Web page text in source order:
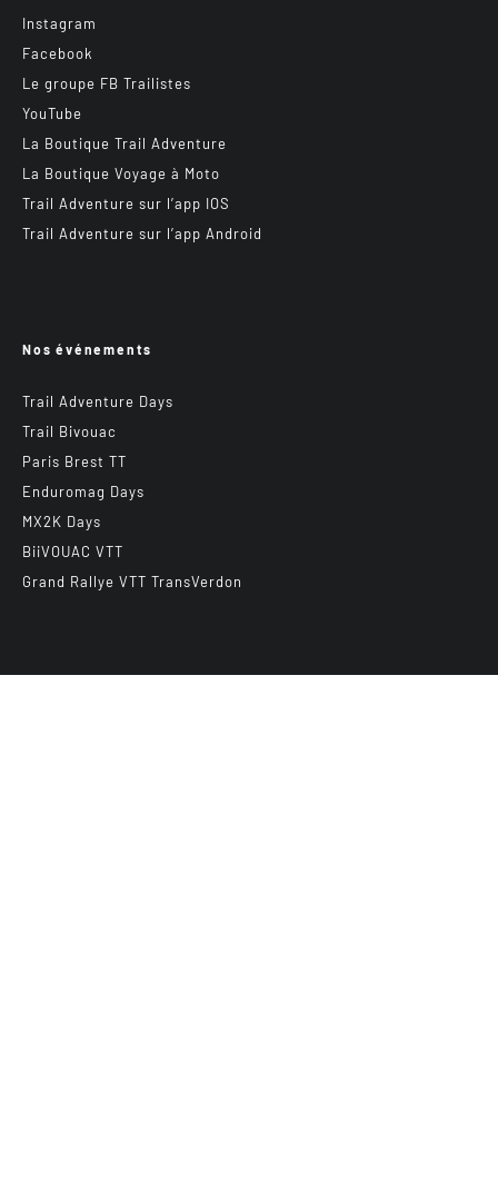
Instagram
Facebook
Le groupe FB Trailistes
YouTube
La Boutique Trail Adventure
La Boutique Voyage à Moto
Trail Adventure sur l’app IOS
Trail Adventure sur l’app Android
Nos événements
Trail Adventure Days
Trail Bivouac
Paris Brest TT
Enduromag Days
MX2K Days
BiiVOUAC VTT
Grand Rallye VTT TransVerdon